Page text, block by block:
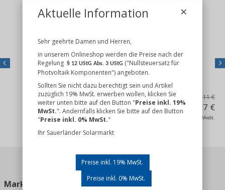
K2 Schienenverbinder SingleRail 36 Set
5,11 €
4,87 €
inkl. 19% MwSt.
Marken Zur Markenübersicht
Aktuelle Information
Sehr geehrte Damen und Herren,
in unserem Onlineshop werden die Preise nach der
Regelung § 12 UStG Abs. 3 UStG("Nullsteuersatz für
Photvoltaik Komponenten") angeboten.
Sollten Sie nicht dazu berechtigt sein und Artikel
zuzüglich 19% MwSt. erwerben wollen, klicken Sie
weiter unten bitte auf den Button "Preise inkl. 19%
MwSt.". Andernfalls klicken Sie bitte auf den Button
"Preise inkl. 0% MwSt."
Ihr Sauerländer Solarmarkt
Preise inkl. 19% MwSt.
Preise inkl. 0% MwSt.
×